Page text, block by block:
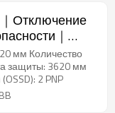
Отключение
｜
мм Количество
защиты: 3620 мм
2 PNP